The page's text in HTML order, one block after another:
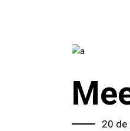
20 de